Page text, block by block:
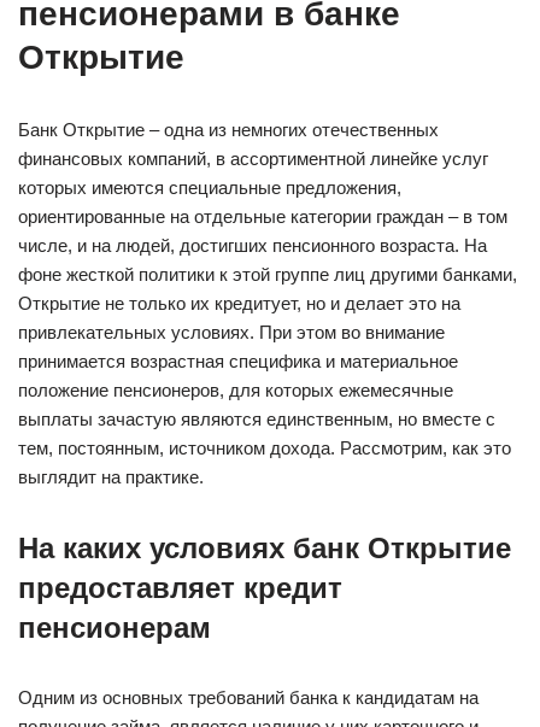
пенсионерами в банке
Открытие
Банк Открытие – одна из немногих отечественных
финансовых компаний, в ассортиментной линейке услуг
которых имеются специальные предложения,
ориентированные на отдельные категории граждан – в том
числе, и на людей, достигших пенсионного возраста. На
фоне жесткой политики к этой группе лиц другими банками,
Открытие не только их кредитует, но и делает это на
привлекательных условиях. При этом во внимание
принимается возрастная специфика и материальное
положение пенсионеров, для которых ежемесячные
выплаты зачастую являются единственным, но вместе с
тем, постоянным, источником дохода. Рассмотрим, как это
выглядит на практике.
На каких условиях банк Открытие
предоставляет кредит
пенсионерам
Одним из основных требований банка к кандидатам на